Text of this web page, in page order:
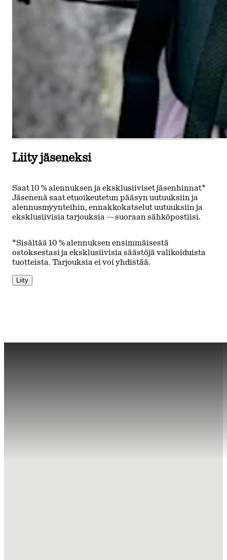
Liity jäseneksi
Saat 10 % alennuksen ja eksklusiiviset jäsenhinnat*
Jäsenenä saat etuoikeutetun pääsyn uutuuksiin ja
alennusmyynteihin, ennakkokatselut uutuuksiin ja
eksklusiivisia tarjouksia — suoraan sähköpostiisi.
*Sisältää 10 % alennuksen ensimmäisestä
ostoksestasi ja eksklusiivisia säästöjä valikoiduista
tuotteista. Tarjouksia ei voi yhdistää.
Liity